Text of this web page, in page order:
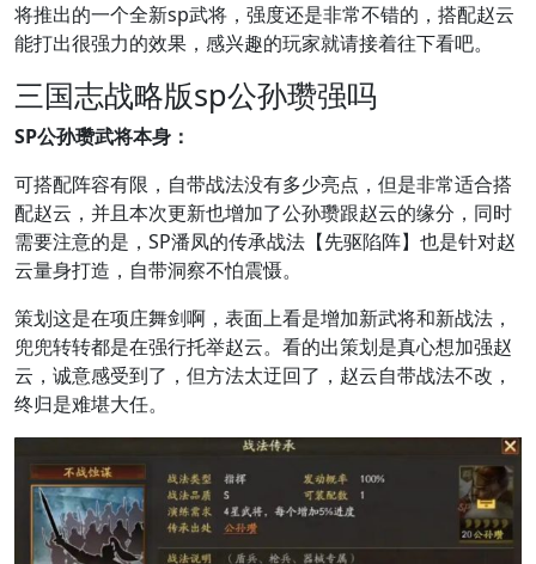
将推出的一个全新sp武将，强度还是非常不错的，搭配赵云
能打出很强力的效果，感兴趣的玩家就请接着往下看吧。
三国志战略版sp公孙瓒强吗
SP公孙瓒武将本身：
可搭配阵容有限，自带战法没有多少亮点，但是非常适合搭
配赵云，并且本次更新也增加了公孙瓒跟赵云的缘分，同时
需要注意的是，SP潘凤的传承战法【先驱陷阵】也是针对赵
云量身打造，自带洞察不怕震慑。
策划这是在项庄舞剑啊，表面上看是增加新武将和新战法，
兜兜转转都是在强行托举赵云。看的出策划是真心想加强赵
云，诚意感受到了，但方法太迂回了，赵云自带战法不改，
终归是难堪大任。